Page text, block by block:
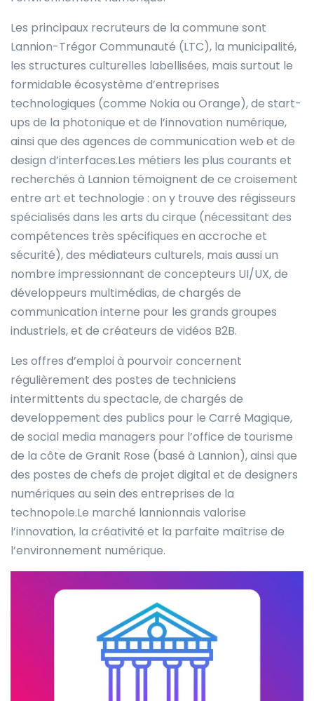
Les principaux recruteurs de la commune sont
Lannion-Trégor Communauté (LTC), la municipalité,
les structures culturelles labellisées, mais surtout le
formidable écosystème d’entreprises
technologiques (comme Nokia ou Orange), de start-
ups de la photonique et de l’innovation numérique,
ainsi que des agences de communication web et de
design d’interfaces.Les métiers les plus courants et
recherchés à Lannion témoignent de ce croisement
entre art et technologie : on y trouve des régisseurs
spécialisés dans les arts du cirque (nécessitant des
compétences très spécifiques en accroche et
sécurité), des médiateurs culturels, mais aussi un
nombre impressionnant de concepteurs UI/UX, de
développeurs multimédias, de chargés de
communication interne pour les grands groupes
industriels, et de créateurs de vidéos B2B.
Les offres d’emploi à pourvoir concernent
régulièrement des postes de techniciens
intermittents du spectacle, de chargés de
developpement des publics pour le Carré Magique,
de social media managers pour l’office de tourisme
de la côte de Granit Rose (basé à Lannion), ainsi que
des postes de chefs de projet digital et de designers
numériques au sein des entreprises de la
technopole.Le marché lannionnais valorise
l’innovation, la créativité et la parfaite maîtrise de
l’environnement numérique.